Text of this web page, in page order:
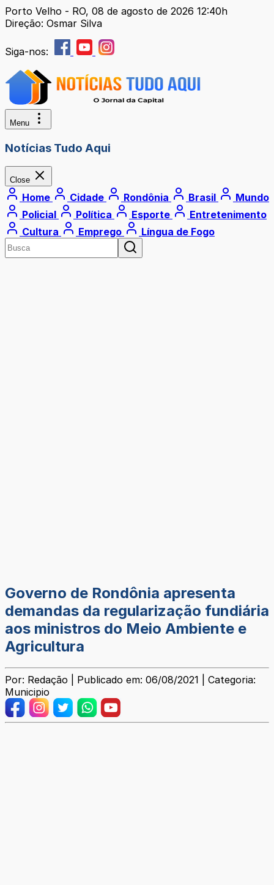
Porto Velho - RO, 08 de agosto de 2026 12:40h
Direção: Osmar Silva
Siga-nos:
Menu
Notícias Tudo Aqui
Close
Home Cidade Rondônia Brasil
Mundo
Policial
Política Esporte
Entretenimento
Cultura
Emprego Língua de Fogo
Governo de Rondônia apresenta
demandas da regularização fundiária
aos ministros do Meio Ambiente e
Agricultura
Por: Redação | Publicado em: 06/08/2021 | Categoria:
Municipio